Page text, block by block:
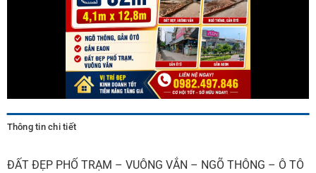
Thông tin chi tiết
ĐẤT ĐẸP PHỐ TRẠM – VUÔNG VẮN – NGÕ THÔNG – Ô TÔ